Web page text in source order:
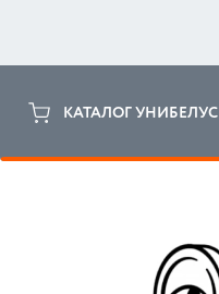
КАТАЛОГ УНИБЕЛУС